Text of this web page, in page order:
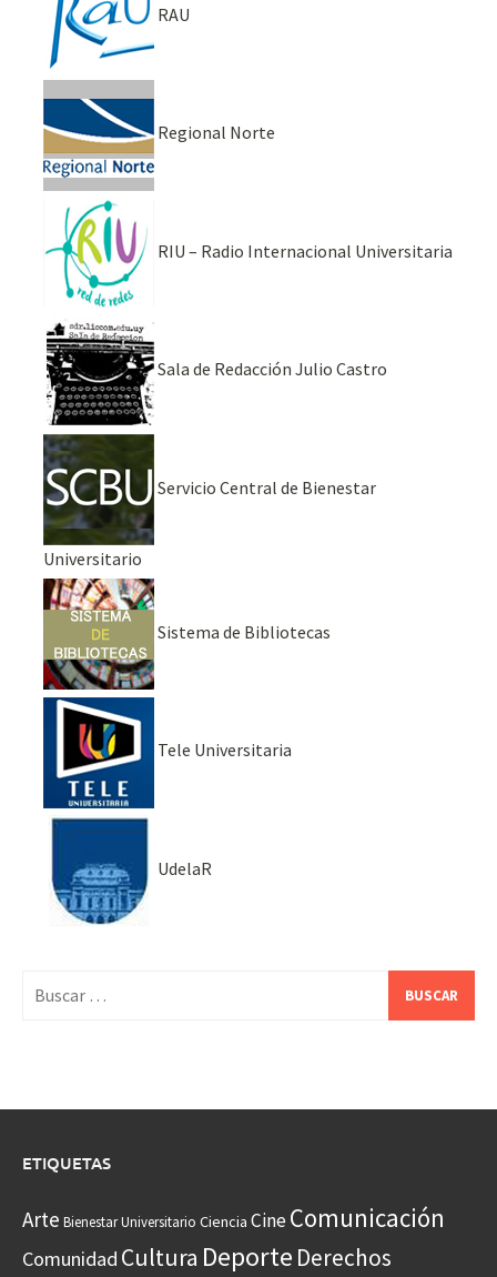
RAU
Regional Norte
RIU – Radio Internacional Universitaria
Sala de Redacción Julio Castro
Servicio Central de Bienestar
Universitario
Sistema de Bibliotecas
Tele Universitaria
UdelaR
ETIQUETAS
Arte Bienestar Universitario Ciencia CineComunicación
Comunidad Cultura Deporte Derechos